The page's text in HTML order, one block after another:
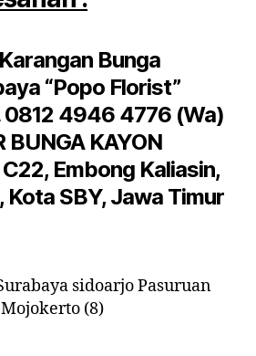
Bunga
“Popo Florist”
0812 4946 4776 (Wa)
BUNGA KAYON
Embong Kaliasin,
Kota SBY, Jawa Timur